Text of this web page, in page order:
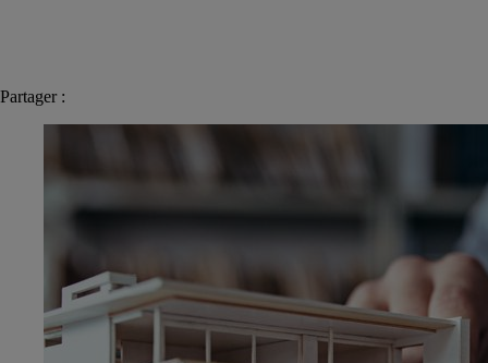
Partager :